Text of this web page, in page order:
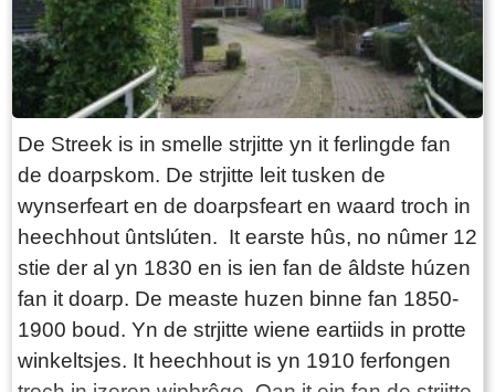
ûnderwilens yn plak fan arbeider, boer wurden
is. De namme Sjerk komt letter allinne noch mar
foar as Sjirk. Fan boer nei skipper Sjirk Wijbrens
Joustra ( 1818-1909) hiert de ‘Pastory’ buorkerij
op Skrok 8 fan de Herfoarme tsjerke ( sjoch
haadstik ‘Gebouen- Buorkerijen’ yn dit argyf).
Sjirk en syn frou Tryntje Elzinga krije seis bern.
Yn 1888 moat Sjirk Wijbrens de buorkerij ferlitte.
Hy wurd skipper en komelker. Turfschipper yn
Itens De tredde soan fan Sjirk en Tryntje, Gerrit
Sjirk Joustra (1847-1878), troude mei Sytske
Tsjalling Faber en waard turfschipper yn Itens.
Sytske wie yn ferwachting doe't Gerrit Sjirk op
De Streek is in smelle strjitte yn it ferlingde fan
de doarpskom. De strjitte leit tusken de
wynserfeart en de doarpsfeart en waard troch in
heechhout ûntslúten. It earste hûs, no nûmer 12
stie der al yn 1830 en is ien fan de âldste húzen
fan it doarp. De measte huzen binne fan 1850-
1900 boud. Yn de strjitte wiene eartiids in protte
winkeltsjes. It heechhout is yn 1910 ferfongen